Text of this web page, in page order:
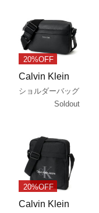
20%OFF
Calvin Klein
ショルダーバッグ
Soldout
20%OFF
Calvin Klein